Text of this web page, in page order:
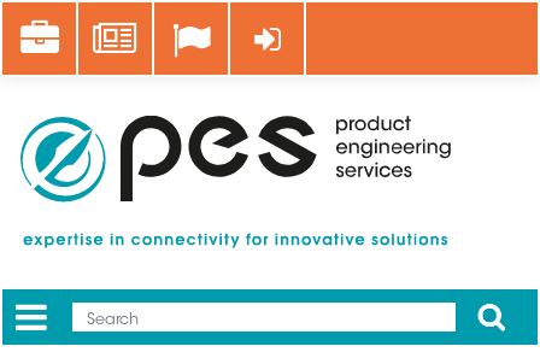
au
contenu
Career News Se connecter
Mobile
Apply